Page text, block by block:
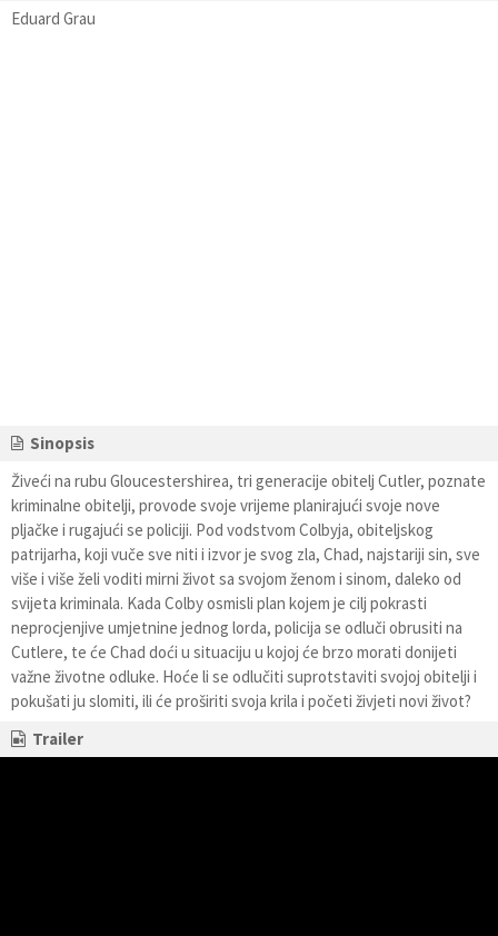
Eduard Grau
Sinopsis
Živeći na rubu Gloucestershirea, tri generacije obitelj Cutler, poznate
kriminalne obitelji, provode svoje vrijeme planirajući svoje nove
pljačke i rugajući se policiji. Pod vodstvom Colbyja, obiteljskog
patrijarha, koji vuče sve niti i izvor je svog zla, Chad, najstariji sin, sve
više i više želi voditi mirni život sa svojom ženom i sinom, daleko od
svijeta kriminala. Kada Colby osmisli plan kojem je cilj pokrasti
neprocjenjive umjetnine jednog lorda, policija se odluči obrusiti na
Cutlere, te će Chad doći u situaciju u kojoj će brzo morati donijeti
važne životne odluke. Hoće li se odlučiti suprotstaviti svojoj obitelji i
pokušati ju slomiti, ili će proširiti svoja krila i početi živjeti novi život?
Trailer